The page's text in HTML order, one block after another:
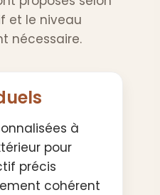
et le niveau
nécessaire.
à
pour
précis
cohérent